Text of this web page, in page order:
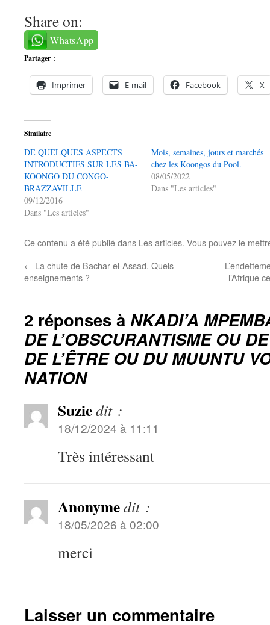
Share on:
WhatsApp
Partager :
Imprimer E-mail Facebook X
Similaire
DE QUELQUES ASPECTS
INTRODUCTIFS SUR LES BA-
KOONGO DU CONGO-
BRAZZAVILLE
09/12/2016
Dans "Les articles"
Mois, semaines, jours et marchés
chez les Koongos du Pool.
08/05/2022
Dans "Les articles"
Ce contenu a été publié dans Les articles. Vous pouvez le
← La chute de Bachar el-Assad. Quels
enseignements ?
l’Afrique
2 réponses à NKADI’A
DE L’OBSCURANTISME OU
DE L’ÊTRE OU DU MUUNTU
NATION
Suziedit :
18/12/2024 à 11:11
Très intéressant
Anonymedit :
18/05/2026 à 02:00
merci
Laisser un commentaire